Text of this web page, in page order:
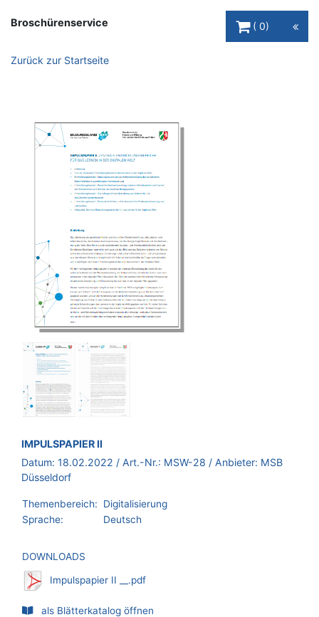
Broschürenservice
0
Zurück zur Startseite
BROSCHÜRE:
IMPULSPAPIER II
Datum: 18.02.2022 / Art.-Nr.: MSW-28 / Anbieter: MSB
Düsseldorf
Themenbereich:
Digitalisierung
Sprache:
Deutsch
DOWNLOADS
Impulspapier II __.pdf
als Blätterkatalog öffnen